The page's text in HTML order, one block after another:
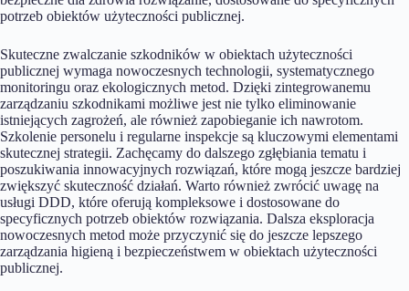
potrzeb obiektów użyteczności publicznej.
Skuteczne zwalczanie szkodników w obiektach użyteczności
publicznej wymaga nowoczesnych technologii, systematycznego
monitoringu oraz ekologicznych metod. Dzięki zintegrowanemu
zarządzaniu szkodnikami możliwe jest nie tylko eliminowanie
istniejących zagrożeń, ale również zapobieganie ich nawrotom.
Szkolenie personelu i regularne inspekcje są kluczowymi elementami
skutecznej strategii. Zachęcamy do dalszego zgłębiania tematu i
poszukiwania innowacyjnych rozwiązań, które mogą jeszcze bardziej
zwiększyć skuteczność działań. Warto również zwrócić uwagę na
usługi DDD, które oferują kompleksowe i dostosowane do
specyficznych potrzeb obiektów rozwiązania. Dalsza eksploracja
nowoczesnych metod może przyczynić się do jeszcze lepszego
zarządzania higieną i bezpieczeństwem w obiektach użyteczności
publicznej.